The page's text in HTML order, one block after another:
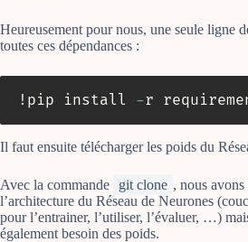
Heureusement pour nous, une seule ligne
toutes ces dépendances :
!pip install -r
Il faut ensuite télécharger les poids du
Avec la commande git clone , nous
l’architecture du Réseau de Neurones
pour l’entrainer, l’utiliser, l’évaluer, …)
également besoin des poids.